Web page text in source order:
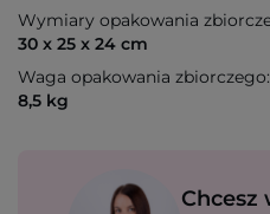
Wymiary opakowania
30 x 25 x 24 cm
Waga opakowania zbiorczego:
8,5 kg
Chcesz